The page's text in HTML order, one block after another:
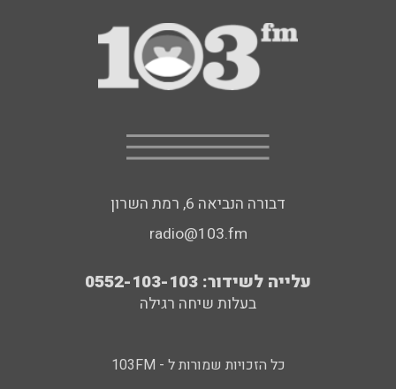
דבורה הנביאה 6, רמת השרון
radio@103.fm
עלייה לשידור: 0552-103-103
בעלות שיחה רגילה
כל הזכויות שמורות ל - 103FM